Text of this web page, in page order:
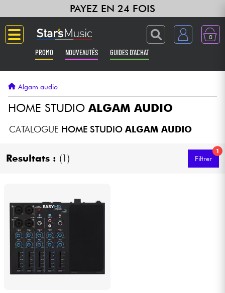
PAYEZ EN 24 FOIS
0
PROMO NOUVEAUTÉS GUIDES D'ACHAT
Guitares & Basses
Amplis & Effets
Claviers & Pianos
Home Studio
Casques
Micros & HF
Algam audio
HOME STUDIO ALGAM AUDIO
CATALOGUE HOME STUDIO ALGAM AUDIO
Resultats : (1)
1
Filtrer